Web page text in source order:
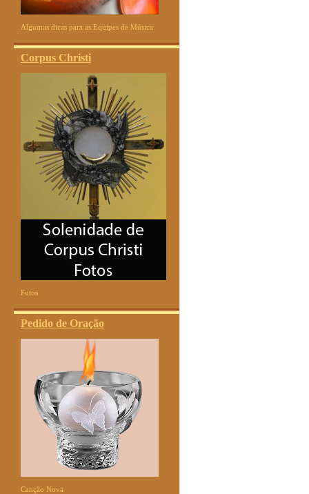
Algumas dicas para as Equipes de Música
Corpus Christi
Fotos
Pedido de Oração
Canção Nova